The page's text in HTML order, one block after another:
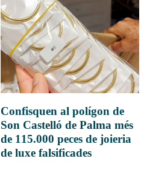
Confisquen al polígon de
Son Castelló de Palma més
de 115.000 peces de joieria
de luxe falsificades